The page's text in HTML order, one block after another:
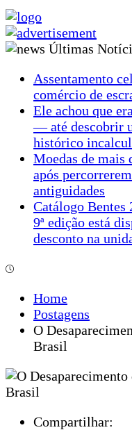
Últimas
Assentamento
comércio de
Ele achou que
— até descobrir
histórico
Moedas de mais
após
antiguidades
Catálogo Bentes
9ª edição está
desconto na
Home
Postagens
O
Brasil
Compartilhar: